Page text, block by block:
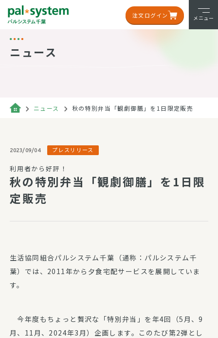
注文ログイン メニュー
ニュース
ニュース 秋の特別弁当「観劇御膳」を1日限定販売
2023/09/04 プレスリリース
利用者から好評！
秋の特別弁当「観劇御膳」を1日限
定販売
生活協同組合パルシステム千葉（通称：パルシステム千
葉）では、2011年から夕食宅配サービスを展開していま
す。
今年度もちょっと贅沢な「特別弁当」を年4回（5月、9
月、11月、2024年3月）企画します。このたび第2弾とし